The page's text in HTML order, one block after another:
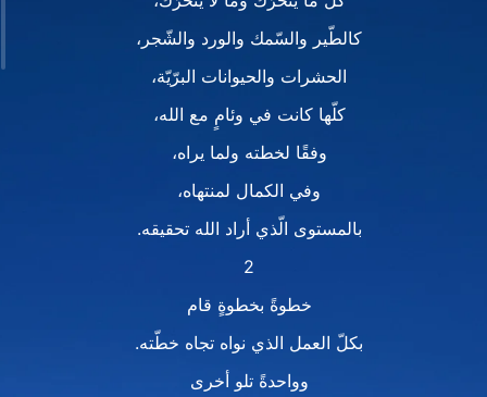
كالطّير والسّمك والورد والشّجر،
الحشرات والحيوانات البرّيّة،
كلّها كانت في وئامٍ مع الله،
وفقًا لخطته ولما يراه،
وفي الكمال لمنتهاه،
بالمستوى الّذي أراد الله تحقيقه.
2
خطوةً بخطوةٍ قام
بكلّ العمل الذي نواه تجاه خطّته.
وواحدةً تلو أخرى